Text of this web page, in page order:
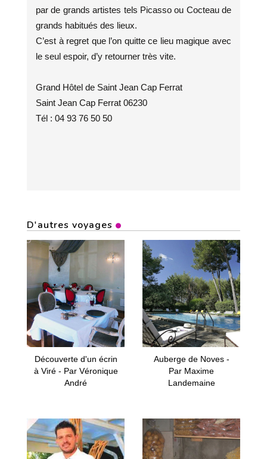
par de grands artistes tels Picasso ou Cocteau de
grands habitués des lieux.
C’est à regret que l’on quitte ce lieu magique avec
le seul espoir, d’y retourner très vite.
Grand Hôtel de Saint Jean Cap Ferrat
Saint Jean Cap Ferrat 06230
Tél : 04 93 76 50 50
D'autres voyages
Découverte d'un écrin
à Viré - Par Véronique
André
Auberge de Noves -
Par Maxime
Landemaine